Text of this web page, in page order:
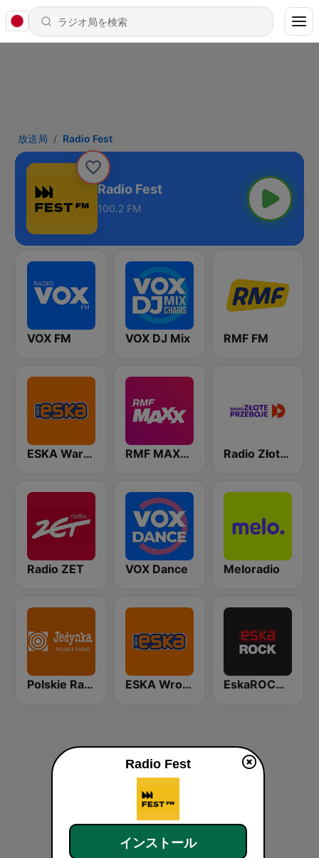
放送局 Radio Fest
Radio Fest
100.2 FM
VOX FM VOX DJ Mix RMF FM
ESKA Warszawa RMF MAXXX Radio Złote Przeboje
Radio ZET VOX Dance Meloradio
Polskie Radio Program I (PR1) Jedynka ESKA Wrocław EskaROCK Warszawa
Radio Fest
インストール